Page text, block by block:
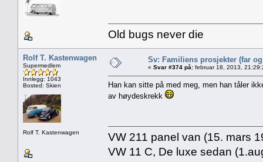
Old bugs never die
Rolf T. Kastenwagen
Supermedlem
Innlegg: 1043
Bosted: Skien
Rolf T. Kastenwagen
Sv: Familiens prosjekter (far
« Svar #374 på: februar 18, 2013,
Han kan sitte på med meg, men han tåler
av høydeskrekk
VW 211 panel van (15. mars
VW 11 C, De luxe sedan